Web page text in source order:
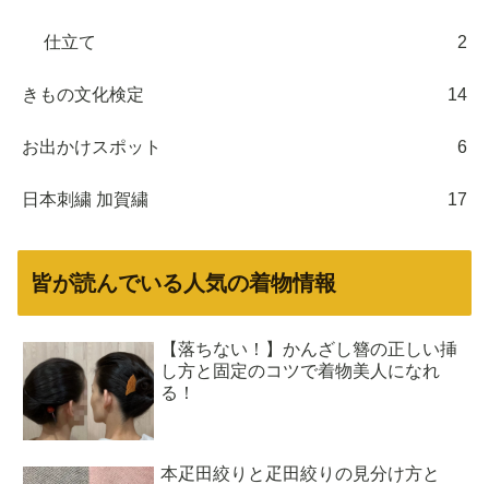
仕立て 2
きもの文化検定 14
お出かけスポット 6
日本刺繍 加賀繍 17
皆が読んでいる人気の着物情報
【落ちない！】かんざし簪の正しい挿
し方と固定のコツで着物美人になれ
る！
本疋田絞りと疋田絞りの見分け方と